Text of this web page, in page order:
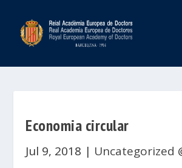
Economia circular
Jul 9, 2018 | Uncategorized